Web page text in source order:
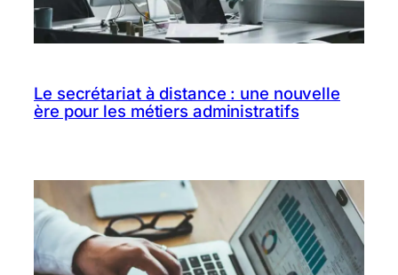
Le secrétariat à distance : une nouvelle
ère pour les métiers administratifs